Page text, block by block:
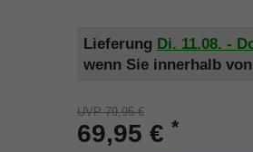
Lieferung Di. 11.08. -
wenn Sie innerhalb von
UVP 79,95 €
69,95 € *